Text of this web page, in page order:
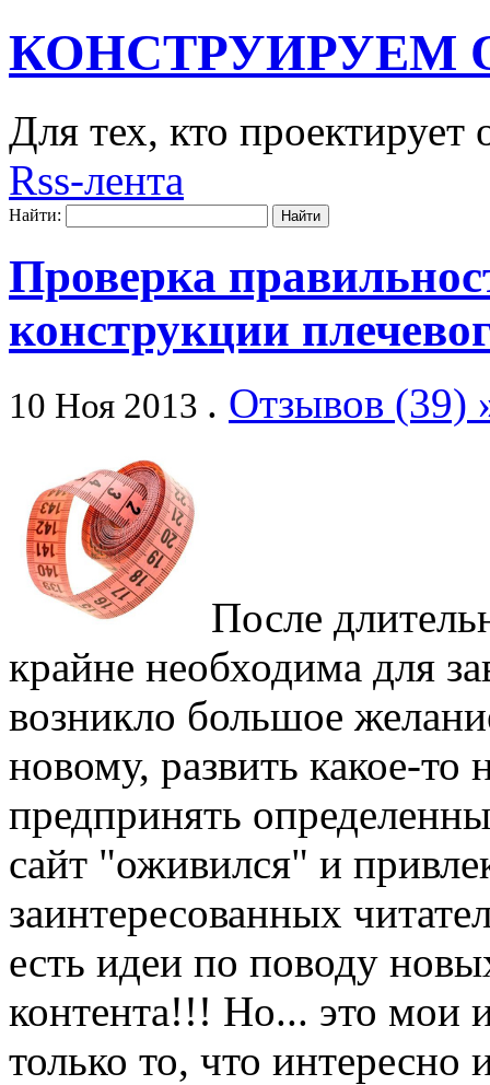
КОНСТРУИРУЕМ
Для тех, кто проектирует
Rss-лента
Найти:
Проверка
конструкции
10 Ноя 2013 . Отзывов (39)
После
крайне необходима для
возникло большое
новому, развить какое-то
предпринять
сайт "оживился" и
заинтересованных
есть идеи по поводу
контента!!! Но... это мои
только то, что интересно